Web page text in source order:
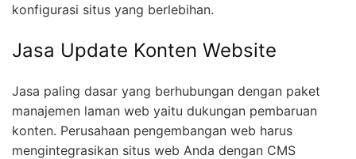
konfigurasi situs yang berlebihan.
Jasa Update Konten Website
Jasa paling dasar yang berhubungan dengan paket
manajemen laman web yaitu dukungan pembaruan
konten. Perusahaan pengembangan web harus
mengintegrasikan situs web Anda dengan CMS